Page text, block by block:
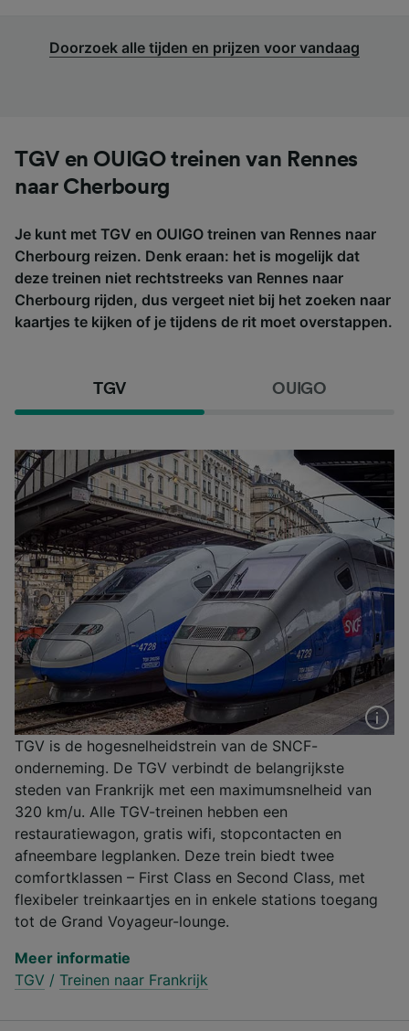
Doorzoek alle tijden en prijzen voor vandaag
TGV en OUIGO treinen van Rennes
naar Cherbourg
Je kunt met TGV en OUIGO treinen van Rennes naar
Cherbourg reizen. Denk eraan: het is mogelijk dat
deze treinen niet rechtstreeks van Rennes naar
Cherbourg rijden, dus vergeet niet bij het zoeken naar
kaartjes te kijken of je tijdens de rit moet overstappen.
TGV OUIGO
TGV is de hogesnelheidstrein van de SNCF-
onderneming. De TGV verbindt de belangrijkste
steden van Frankrijk met een maximumsnelheid van
320 km/u. Alle TGV-treinen hebben een
restauratiewagon, gratis wifi, stopcontacten en
afneembare legplanken. Deze trein biedt twee
comfortklassen – First Class en Second Class, met
flexibeler treinkaartjes en in enkele stations toegang
tot de Grand Voyageur-lounge.
Meer informatie
TGV / Treinen naar Frankrijk